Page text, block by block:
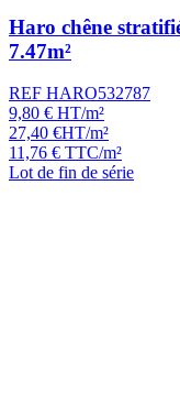
Haro chêne
7.47m²
REF HARO532787
9,80 € HT/m²
27,40 €HT/m²
11,76 € TTC/m²
Lot de fin de série